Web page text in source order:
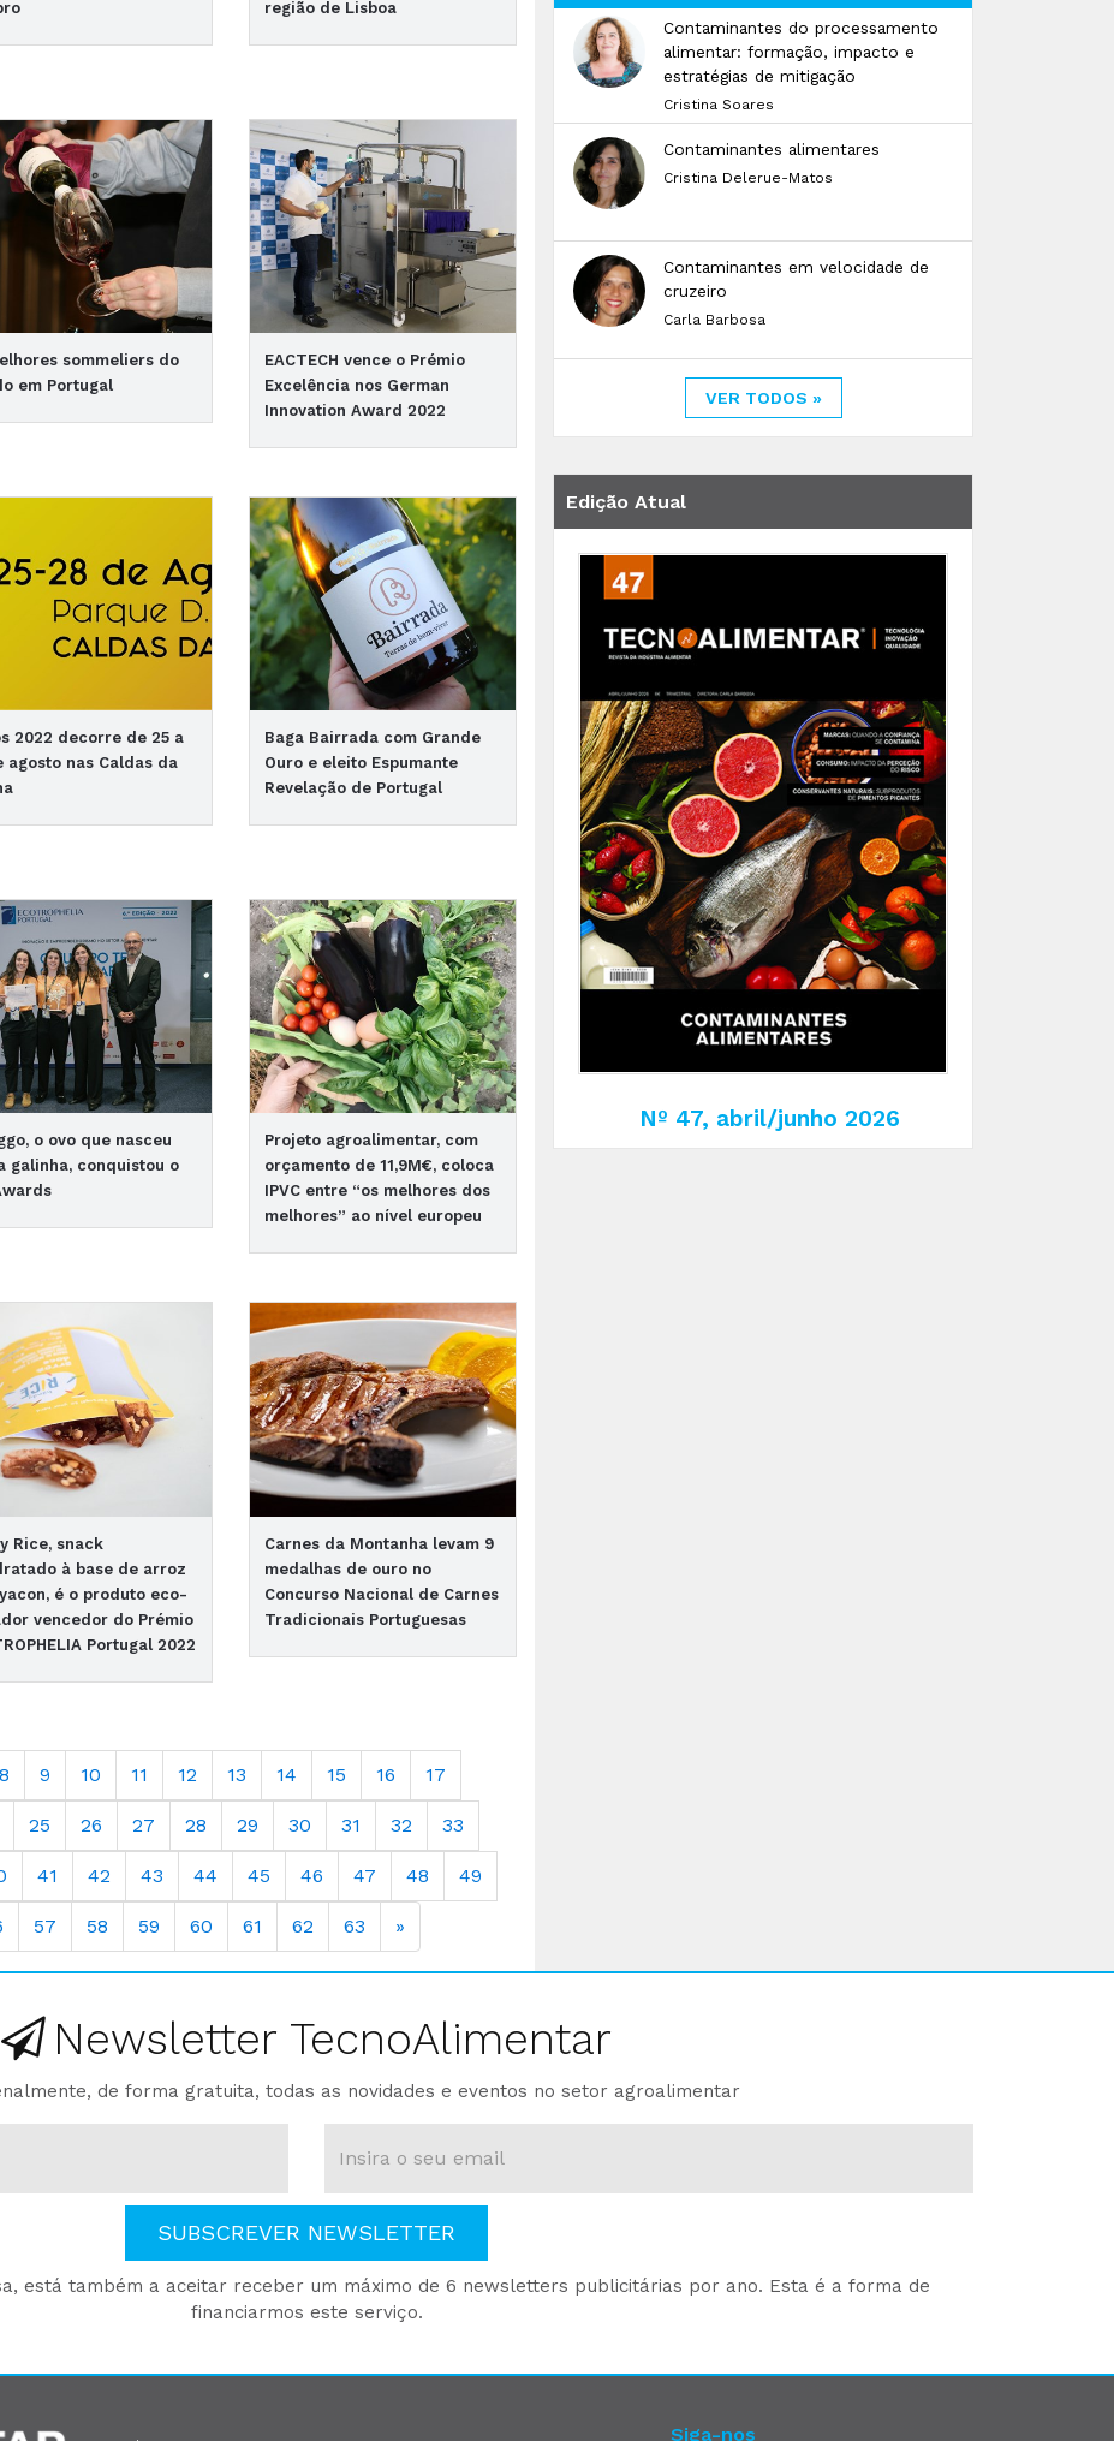
região de Lisboa
sommeliers do
em Portugal
EACTECH vence o Prémio
Excelência nos German
Innovation Award 2022
2022 decorre de 25 a
agosto nas Caldas da
Baga Bairrada com Grande
Ouro e eleito Espumante
Revelação de Portugal
o ovo que nasceu
galinha, conquistou o
Projeto agroalimentar, com
orçamento de 11,9M€, coloca
IPVC entre “os melhores dos
melhores” ao nível europeu
Rice, snack
à base de arroz
é o produto eco-
vencedor do Prémio
Portugal 2022
Carnes da Montanha levam 9
medalhas de ouro no
Concurso Nacional de Carnes
Tradicionais Portuguesas
8 9 10 11 12 13 14 15 16 17
25 26 27 28 29 30 31 32 33
41 42 43 44 45 46 47 48 49
57 58 59 60 61 62 63 »
Contaminantes do processamento
alimentar: formação, impacto e
estratégias de mitigação
Cristina Soares
Contaminantes alimentares
Cristina Delerue-Matos
Contaminantes em velocidade de
cruzeiro
Carla Barbosa
VER TODOS »
Edição Atual
Nº 47, abril/junho 2026
Newsletter TecnoAlimentar
de forma gratuita, todas as novidades e eventos no setor agroalimentar
SUBSCREVER NEWSLETTER
está também a aceitar receber um máximo de 6 newsletters publicitárias por ano. Esta é a forma de
financiarmos este serviço.
Siga-nos